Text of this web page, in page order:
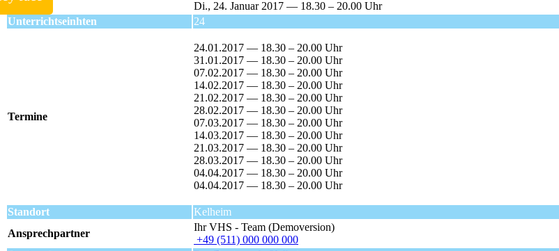
Beginn
Di., 24. Januar 2017 — 18.30 – 20.00 Uhr
Unterrichtseinhten
24
Termine
24.01.2017 — 18.30 – 20.00 Uhr
31.01.2017 — 18.30 – 20.00 Uhr
07.02.2017 — 18.30 – 20.00 Uhr
14.02.2017 — 18.30 – 20.00 Uhr
21.02.2017 — 18.30 – 20.00 Uhr
28.02.2017 — 18.30 – 20.00 Uhr
07.03.2017 — 18.30 – 20.00 Uhr
14.03.2017 — 18.30 – 20.00 Uhr
21.03.2017 — 18.30 – 20.00 Uhr
28.03.2017 — 18.30 – 20.00 Uhr
04.04.2017 — 18.30 – 20.00 Uhr
04.04.2017 — 18.30 – 20.00 Uhr
Standort
Kelheim
Ansprechpartner
Ihr VHS - Team (Demoversion)
+49 (511) 000 000 000